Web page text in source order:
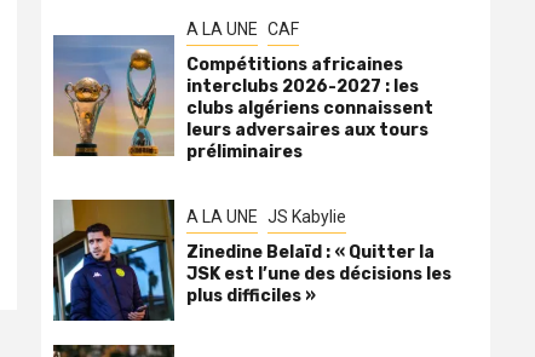
A LA UNE CAF
Compétitions africaines
interclubs 2026-2027 : les
clubs algériens connaissent
leurs adversaires aux tours
préliminaires
A LA UNE JS Kabylie
Zinedine Belaïd : « Quitter la
JSK est l’une des décisions les
plus difficiles »